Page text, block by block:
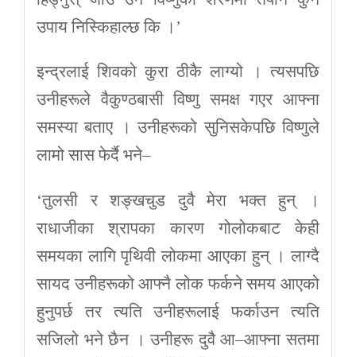
उपाय निस्किहाल्छ कि ।’
इन्द्रलाई शिवको कुरा ठीकै लाग्यो । त्यसपछि
उनीहरूले वैकुण्ठबासी विष्णु समक्ष गएर आफ्ना
समस्या बताए । उनीहरूको सुनिसकेपछि विष्णुले
लामो सास फेर्दै भने–
‘तुलसी र शङ्खचुड दुवै मेरा भक्त हुन् ।
राधाजीका श्रापका कारण गोलोकबाट केही
समयका लागि पृथिवी लोकमा आएका हुन् । लाग्दै
सायद उनीहरूको आफ्नै लोक फर्कने समय आएको
हुनुपर्छ तर त्यति उनीहरूलाई फर्काउन त्यति
सजिलो भने छैन । उनीहरू दुवै आ–आफ्ना सतमा